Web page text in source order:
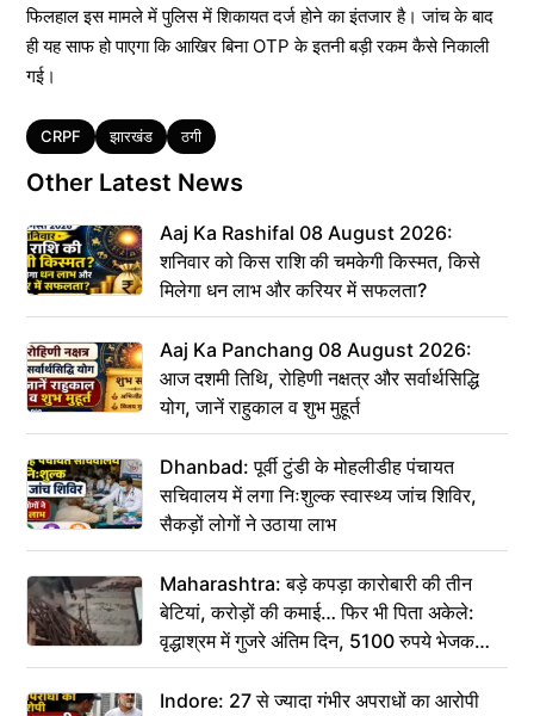
फिलहाल इस मामले में पुलिस में शिकायत दर्ज होने का इंतजार है। जांच के बाद
ही यह साफ हो पाएगा कि आखिर बिना OTP के इतनी बड़ी रकम कैसे निकाली
गई।
Tags
CRPF झारखंड ठगी
Other Latest News
Aaj Ka Rashifal 08 August 2026:
शनिवार को किस राशि की चमकेगी किस्मत, किसे
मिलेगा धन लाभ और करियर में सफलता?
Aaj Ka Panchang 08 August 2026:
आज दशमी तिथि, रोहिणी नक्षत्र और सर्वार्थसिद्धि
योग, जानें राहुकाल व शुभ मुहूर्त
Dhanbad: पूर्वी टुंडी के मोहलीडीह पंचायत
सचिवालय में लगा निःशुल्क स्वास्थ्य जांच शिविर,
सैकड़ों लोगों ने उठाया लाभ
Maharashtra: बड़े कपड़ा कारोबारी की तीन
बेटियां, करोड़ों की कमाई… फिर भी पिता अकेले:
वृद्धाश्रम में गुजरे अंतिम दिन, 5100 रुपये भेजकर
कहा– अंतिम संस्कार कर दीजिए हम नहीं आ पाएंगे
Indore: 27 से ज्यादा गंभीर अपराधों का आरोपी